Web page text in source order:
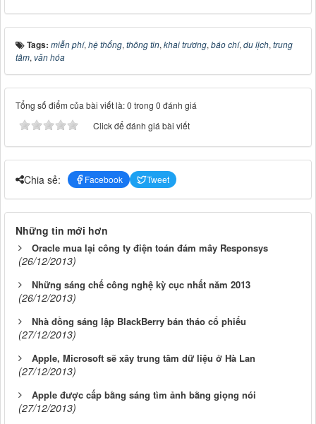
Tags: miễn phí, hệ thống, thông tin, khai trương, báo chí, du lịch, trung
tâm, văn hóa
Tổng số điểm của bài viết là: 0 trong 0 đánh giá
Click để đánh giá bài viết
Chia sẻ: Facebook Tweet
Những tin mới hơn
Oracle mua lại công ty điện toán đám mây Responsys
(26/12/2013)
Những sáng chế công nghệ kỳ cục nhất năm 2013
(26/12/2013)
Nhà đồng sáng lập BlackBerry bán tháo cổ phiếu
(27/12/2013)
Apple, Microsoft sẽ xây trung tâm dữ liệu ở Hà Lan
(27/12/2013)
Apple được cấp bằng sáng tìm ảnh bằng giọng nói
(27/12/2013)